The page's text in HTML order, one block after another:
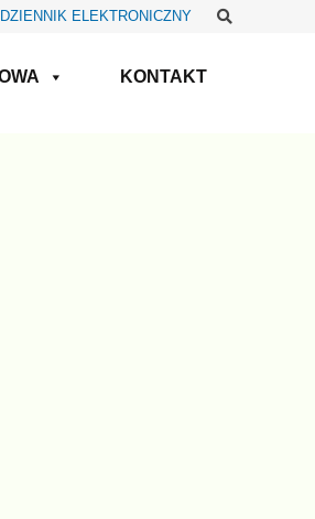
DZIENNIK ELEKTRONICZNY
KONTAKT